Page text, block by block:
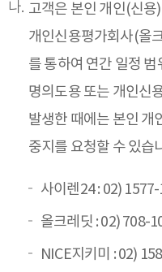
고객은 본인 개인(신용
개인신용평가회사(올
를 통하여 연간 일정
명의도용 또는 개인신
발생한 때에는 본인 개
중지를 요청할 수 있습
사이렌24 : 02)
올크레딧 : 02) 708-
NICE지키미 : 02)